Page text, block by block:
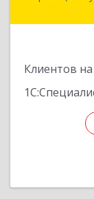
Клиентов